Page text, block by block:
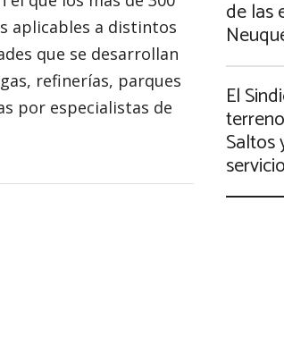
aplicables a distintos
que se desarrollan
refinerías, parques
por especialistas de
de las
El
Saltos